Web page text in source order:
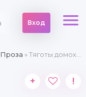
Вход
Проза » Тяготы домохозяйства
+ !